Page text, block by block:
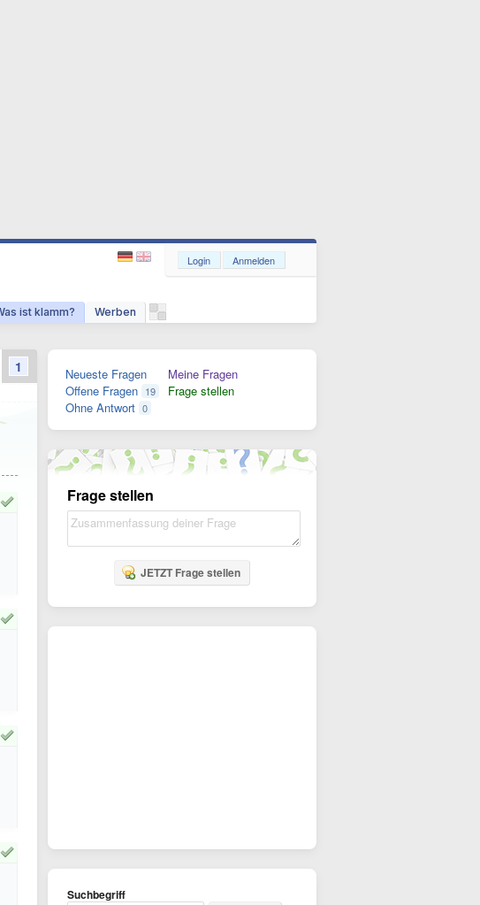
ist klamm? Werben
Login Anmelden
1
Neueste Fragen
Offene Fragen 19
Ohne Antwort 0
Meine Fragen
Frage stellen
Frage stellen
JETZT Frage stellen
Suchbegriff